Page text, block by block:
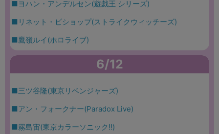
■ヨハン・アンデルセン(遊戯王 シリーズ)
■リネット・ビショップ(ストライクウィッチーズ)
■鷹嶺ルイ(ホロライブ)
6/12
■三ツ谷隆(東京リベンジャーズ)
■アン・フォークナー(Paradox Live)
■霧島宙(東京カラーソニック!!)